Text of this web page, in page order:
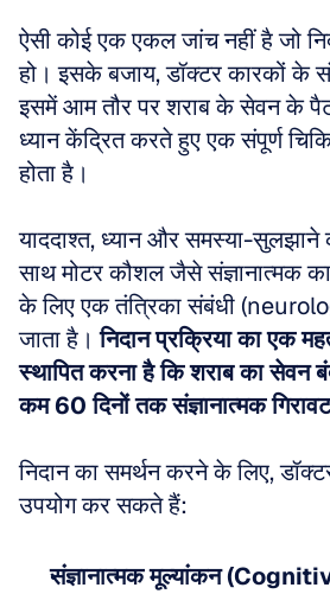
ऐसी कोई एक एकल जांच नहीं है जो
हो। इसके बजाय, डॉक्टर कारकों के
इसमें आम तौर पर शराब के सेवन के
ध्यान केंद्रित करते हुए एक संपूर्ण
होता है।
याददाश्त, ध्यान और समस्या-
साथ मोटर कौशल जैसे संज्ञानात्मक
के लिए एक तंत्रिका संबंधी
जाता है। निदान प्रक्रिया का एक
स्थापित करना है कि शराब का
कम 60 दिनों तक संज्ञानात्मक
निदान का समर्थन करने के लिए,
उपयोग कर सकते हैं:
संज्ञानात्मक मूल्यांकन